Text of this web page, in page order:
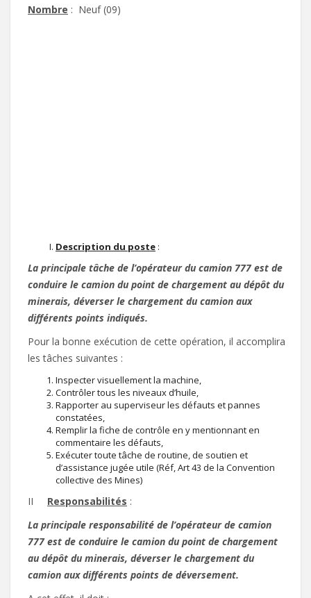
Nombre : Neuf (09)
Description du poste :
La principale tâche de l’opérateur du camion 777 est de
conduire le camion du point de chargement au dépôt du
minerais, déverser le chargement du camion aux
différents points indiqués.
Pour la bonne exécution de cette opération, il accomplira
les tâches suivantes :
Inspecter visuellement la machine,
Contrôler tous les niveaux d’huile,
Rapporter au superviseur les défauts et pannes
constatées,
Remplir la fiche de contrôle en y mentionnant en
commentaire les défauts,
Exécuter toute tâche de routine, de soutien et
d’assistance jugée utile (Réf, Art 43 de la Convention
collective des Mines)
II Responsabilités :
La principale responsabilité de l’opérateur de camion
777 est de conduire le camion du point de chargement
au dépôt du minerais, déverser le chargement du
camion aux différents points de déversement.